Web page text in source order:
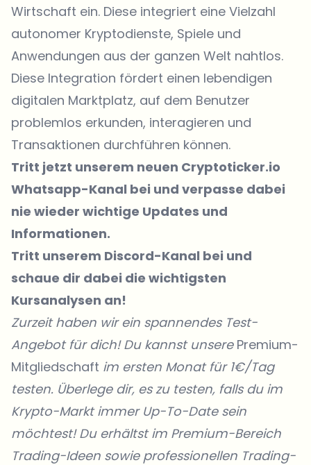
Wirtschaft ein. Diese integriert eine Vielzahl
autonomer Kryptodienste, Spiele und
Anwendungen aus der ganzen Welt nahtlos.
Diese Integration fördert einen lebendigen
digitalen Marktplatz, auf dem Benutzer
problemlos erkunden, interagieren und
Transaktionen durchführen können.
Tritt jetzt unserem neuen Cryptoticker.io
Whatsapp-Kanal bei und verpasse dabei
nie wieder wichtige Updates und
Informationen.
Tritt unserem Discord-Kanal bei und
schaue dir dabei die wichtigsten
Kursanalysen an!
Zurzeit haben wir ein spannendes Test-
Angebot für dich! Du kannst unsere Premium-
Mitgliedschaft im ersten Monat für 1€/Tag
testen. Überlege dir, es zu testen, falls du im
Krypto-Markt immer Up-To-Date sein
möchtest! Du erhältst im Premium-Bereich
Trading-Ideen sowie professionellen Trading-